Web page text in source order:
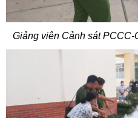
Giảng viên Cảnh sát